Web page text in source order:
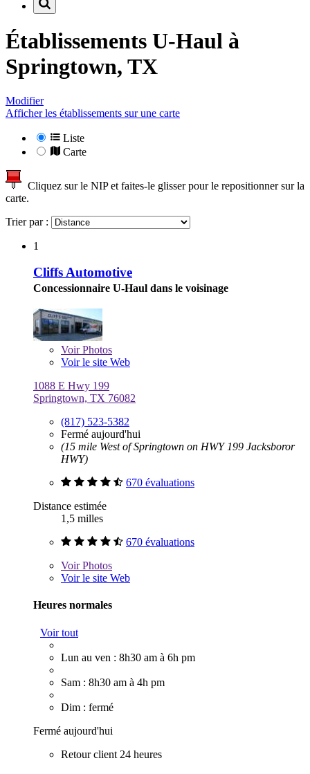
Établissements U-Haul à
Springtown, TX
Modifier
Afficher les établissements sur une carte
Liste
Carte
Cliquez sur le NIP et faites-le glisser pour le repositionner sur la
carte.
Trier par :
1
Cliffs Automotive
Concessionnaire U-Haul dans le voisinage
VoirPhotos
Voir le site Web
1088 E Hwy 199
Springtown, TX 76082
(817) 523-5382
Fermé aujourd'hui
(15 mile West of Springtown on HWY 199 Jacksboror
HWY)
670 évaluations
Distance estimée
1,5 milles
670 évaluations
VoirPhotos
Voir le site Web
Heures normales
Voir tout
Lun au ven : 8h30 am à 6h pm
Sam : 8h30 am à 4h pm
Dim : fermé
Fermé aujourd'hui
Retour client 24 heures